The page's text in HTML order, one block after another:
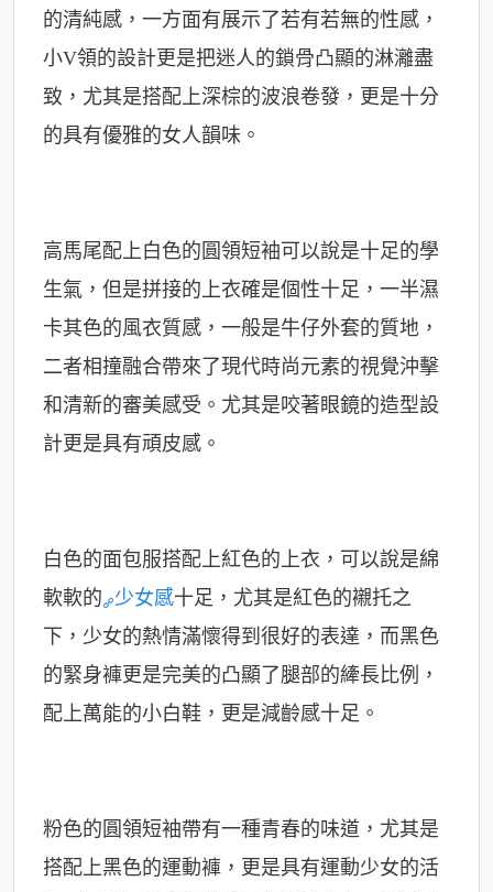
的清純感，一方面有展示了若有若無的性感，
小V領的設計更是把迷人的鎖骨凸顯的淋灕盡
致，尤其是搭配上深棕的波浪卷發，更是十分
的具有優雅的女人韻味。
高馬尾配上白色的圓領短袖可以說是十足的學
生氣，但是拼接的上衣確是個性十足，一半濕
卡其色的風衣質感，一般是牛仔外套的質地，
二者相撞融合帶來了現代時尚元素的視覺沖擊
和清新的審美感受。尤其是咬著眼鏡的造型設
計更是具有頑皮感。
白色的面包服搭配上紅色的上衣，可以說是綿
軟軟的 少女感十足，尤其是紅色的襯托之
下，少女的熱情滿懷得到很好的表達，而黑色
的緊身褲更是完美的凸顯了腿部的縴長比例，
配上萬能的小白鞋，更是減齡感十足。
粉色的圓領短袖帶有一種青春的味道，尤其是
搭配上黑色的運動褲，更是具有運動少女的活